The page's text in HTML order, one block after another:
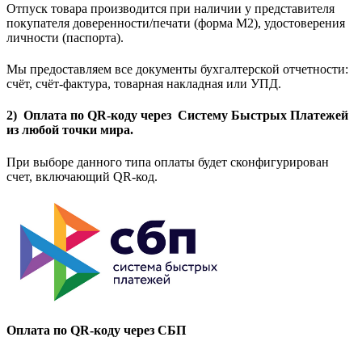
Отпуск товара производится при наличии у представителя
покупателя доверенности/печати (форма M2), удостоверения
личности (паспорта).
Мы предоставляем все документы бухгалтерской отчетности:
счёт, счёт-фактура, товарная накладная или УПД.
2) Оплата по QR-коду через Систему Быстрых Платежей
из любой точки мира.
При выборе данного типа оплаты будет сконфигурирован
счет, включающий QR-код.
Оплата по QR-коду через СБП